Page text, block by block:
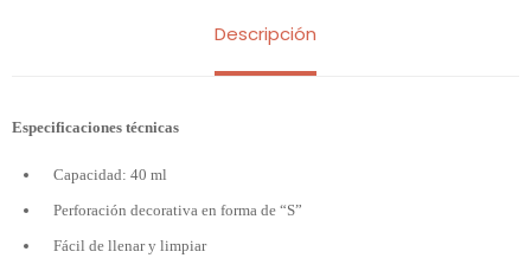
Descripción
Especificaciones técnicas
Capacidad: 40 ml
Perforación decorativa en forma de “S”
Fácil de llenar y limpiar